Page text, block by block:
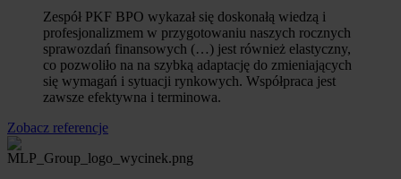
Zespół PKF BPO wykazał się doskonałą wiedzą i
profesjonalizmem w przygotowaniu naszych rocznych
sprawozdań finansowych (…) jest również elastyczny,
co pozwoliło na na szybką adaptację do zmieniających
się wymagań i sytuacji rynkowych. Współpraca jest
zawsze efektywna i terminowa.
Zobacz referencje